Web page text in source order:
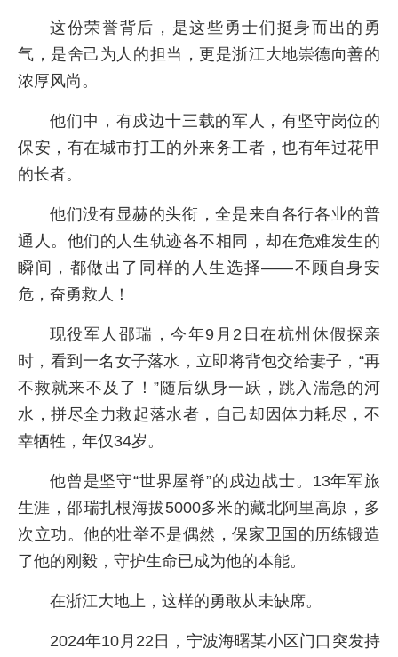
这份荣誉背后，是这些勇士们挺身而出的勇
气，是舍己为人的担当，更是浙江大地崇德向善的
浓厚风尚。
他们中，有戍边十三载的军人，有坚守岗位的
保安，有在城市打工的外来务工者，也有年过花甲
的长者。
他们没有显赫的头衔，全是来自各行各业的普
通人。他们的人生轨迹各不相同，却在危难发生的
瞬间，都做出了同样的人生选择——不顾自身安
危，奋勇救人！
现役军人邵瑞，今年9月2日在杭州休假探亲
时，看到一名女子落水，立即将背包交给妻子，“再
不救就来不及了！”随后纵身一跃，跳入湍急的河
水，拼尽全力救起落水者，自己却因体力耗尽，不
幸牺牲，年仅34岁。
他曾是坚守“世界屋脊”的戍边战士。13年军旅
生涯，邵瑞扎根海拔5000多米的藏北阿里高原，多
次立功。他的壮举不是偶然，保家卫国的历练锻造
了他的刚毅，守护生命已成为他的本能。
在浙江大地上，这样的勇敢从未缺席。
2024年10月22日，宁波海曙某小区门口突发持